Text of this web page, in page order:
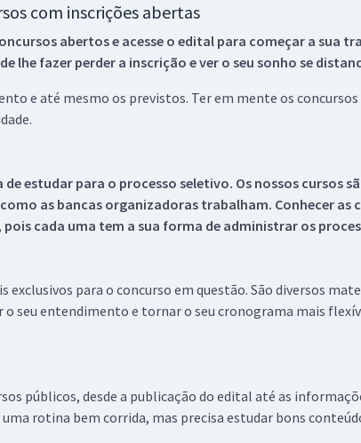
com inscrições abertas
abertos e acesse o edital para começar a sua
lhe fazer perder a inscrição e ver o seu sonho se
e até mesmo os previstos. Ter em mente os
estudar para o processo seletivo. Os nossos
as bancas organizadoras trabalham. Conhecer as
cada uma tem a sua forma de administrar os
exclusivos para o concurso em questão. São diversos
seu entendimento e tornar o seu cronograma mais
públicos, desde a publicação do edital até as
rotina bem corrida, mas precisa estudar bons